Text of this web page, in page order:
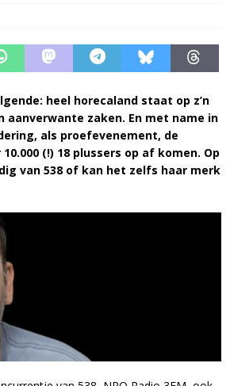
heel horecaland staat op z’n
aanverwante zaken. En met name in
als proefevenement, de
(!) 18 plussers op af komen. Op
van 538 of kan het zelfs haar merk